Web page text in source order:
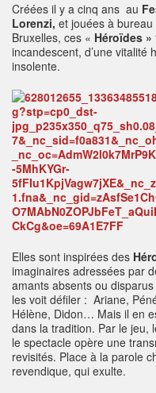
Créées il y a cinq ans au
Lorenzi, et jouées à
Bruxelles, ces « Héroïdes »
incandescent, d’une
insolente.
Elles sont inspirées des
imaginaires adressées par
amants absents ou
les voit défiler : Ariane,
Hélène, Didon… Mais il en
dans la tradition. Par le jeu,
le spectacle opère une
revisités. Place à la parole
revendique, qui exulte.